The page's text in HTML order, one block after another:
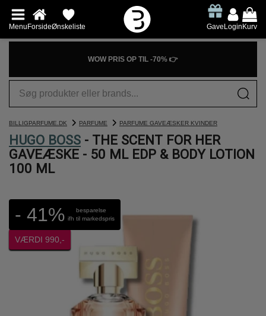
MenuForsideØnskeliste GaveLoginKurv
WOW PRIS OP TIL -70% 👉
BILLIGPARFUME.DK PARFUME PARFUME GAVEÆSKER KVINDER
HUGO BOSS - THE SCENT FOR HER
GAVEÆSKE - 50 ML EDP & BODY LOTION
100 ML
- 41%
besparelse
ifh til markedspris
VÆRDI 990,-